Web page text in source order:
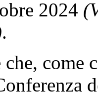
2024
.
che,